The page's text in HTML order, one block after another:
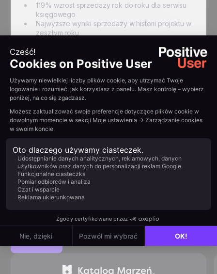
Podsumuj z AI:
Example H2
119% wzrost sprzedaży rok do roku dla serwisu
księgowego
Najwyższe wyniki sprzedaży w historii projektu w
zeszłym roku
Lepsze wyniki kampanii dzięki precyzyjnej
segmentacji i automatyzacji
{{QUOTE-TESTI-2}}
Read othercustomer
stories
View all